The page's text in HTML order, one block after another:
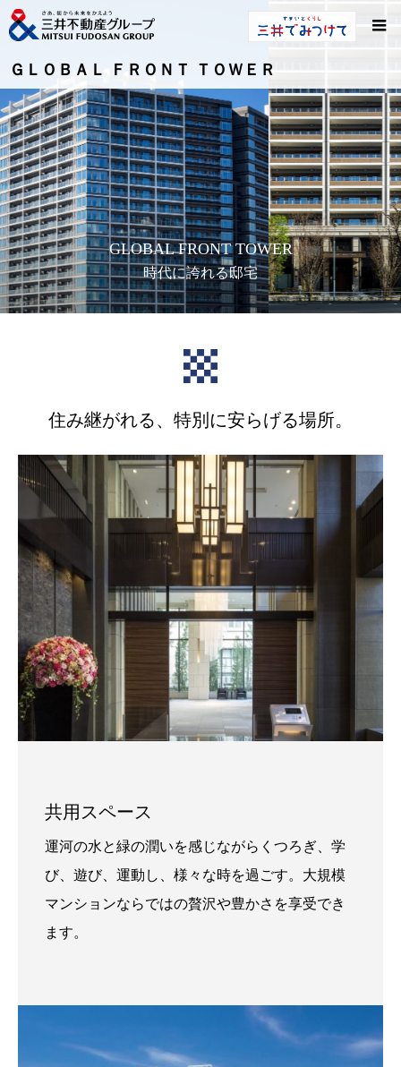
ＧＬＯＢＡＬ ＦＲＯＮＴ ＴＯＷＥＲ
GLOBAL FRONT TOWER
時代に誇れる邸宅
住み継がれる、特別に安らげる場所。
共用スペース
運河の水と緑の潤いを感じながらくつろぎ、学
び、遊び、運動し、様々な時を過ごす。大規模
マンションならではの贅沢や豊かさを享受でき
ます。